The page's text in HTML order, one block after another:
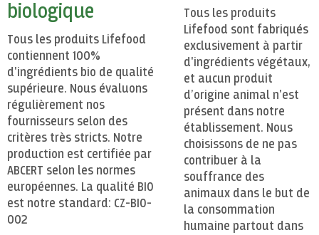
biologique
Tous les produits Lifefood
contiennent 100%
d'ingrédients bio de qualité
supérieure. Nous évaluons
régulièrement nos
fournisseurs selon des
critères très stricts. Notre
production est certifiée par
ABCERT selon les normes
européennes. La qualité BIO
est notre standard: CZ-BIO-
002
Tous les produits
Lifefood sont fabriqués
exclusivement à partir
d'ingrédients végétaux,
et aucun produit
d’origine animal n'est
présent dans notre
établissement. Nous
choisissons de ne pas
contribuer à la
souffrance des
animaux dans le but de
la consommation
humaine partout dans